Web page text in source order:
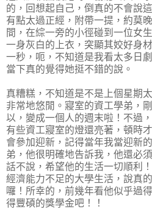
的，回想起自己，倒真的不會說
有點太過正經，附帶一提，約莫
間，在綜一旁的小徑碰到一位女
一身灰白的上衣，突顯其姣好身
一秒，呃，不知道是我看太多日
當下真的覺得她挺不錯的說。
真糟糕，不知道是不是上個星期
非常地悠閒。寢室的資工學弟，
以，變成一個人的週末啦！不過
有些資工寢室的燈還亮著，頓時
會參加迎新，記得當年我當迎新
弟，他很明確地告訴我，他還必
話不說，希望他的生活一切順利
經濟能力不足的大學生活，說真
囉！所幸的，前幾年看他似乎過
得豐碩的獎學金吧！！